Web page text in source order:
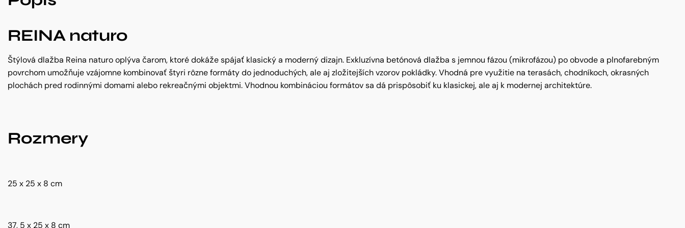
REINA naturo
Štýlová dlažba Reina naturo oplýva čarom, ktoré dokáže spájať klasický a moderný dizajn. Exkluzívna betónová dlažba s jemnou fázou (mikrofázou) po obvode a plnofarebným
povrchom umožňuje vzájomne kombinovať štyri rôzne formáty do jednoduchých, ale aj zložitejších vzorov pokládky. Vhodná pre využitie na terasách, chodníkoch, okrasných
plochách pred rodinnými domami alebo rekreačnými objektmi. Vhodnou kombináciou formátov sa dá prispôsobiť ku klasickej, ale aj k modernej architektúre.
Rozmery
25 x 25 x 8 cm
37, 5 x 25 x 8 cm